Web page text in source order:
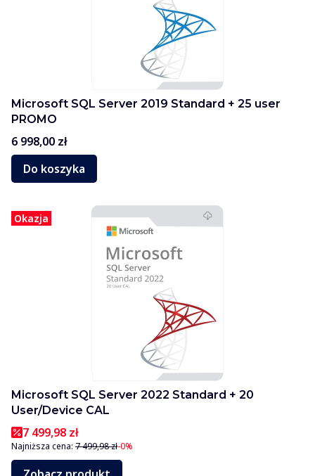
Microsoft SQL Server 2019 Standard + 25 user
PROMO
Cena
6 998,00 zł
Do koszyka
Okazja
Microsoft SQL Server 2022 Standard + 20
User/Device CAL
7 499,98 zł
Najniższa cena: 7 499,98 zł-0%